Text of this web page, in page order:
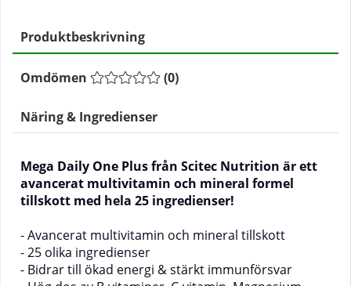
Produktbeskrivning
Omdömen (0)
Näring & Ingredienser
Mega Daily One Plus från Scitec Nutrition är ett
avancerat multivitamin och mineral formel
tillskott med hela 25 ingredienser!
- Avancerat multivitamin och mineral tillskott
- 25 olika ingredienser
- Bidrar till ökad energi & stärkt immunförsvar